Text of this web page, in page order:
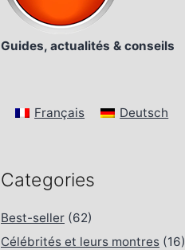
Guides, actualités & conseils
Français Deutsch
Categories
Best-seller (62)
Célébrités et leurs montres (16)